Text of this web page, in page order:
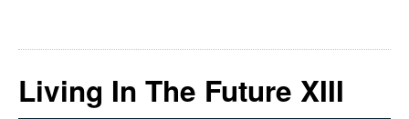
Living In The Future XIII